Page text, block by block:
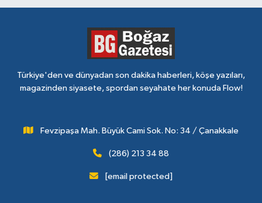
Türkiye'den ve dünyadan son dakika haberleri, köşe yazıları,
magazinden siyasete, spordan seyahate her konuda Flow!
Fevzipaşa Mah. Büyük Cami Sok. No: 34 / Çanakkale
(286) 213 34 88
[email protected]